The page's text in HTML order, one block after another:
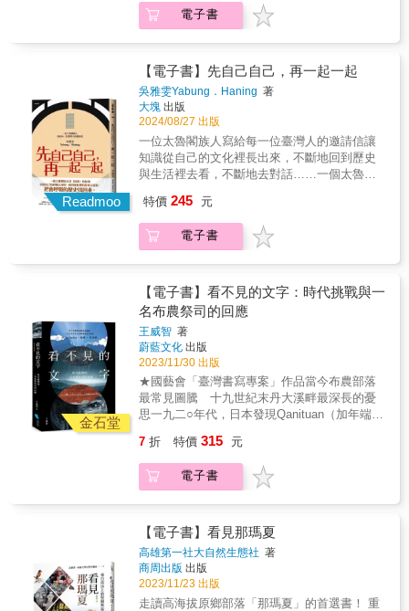
兵於農」的屯田制。鄭成功軍隊視原住民的傳
統生活領域為「無主荒埔」，大規模佔據四大
止繁重差役（如為官員抬轎、駕牛車、遞送公
文的「麻達」），但社商與通事的朘削卻未曾
停止。這些漢人代理人在官方默許下，持續剝
削族人的漁獵與農產，導致族人無力繳納賦
稅，最終只能典押或賤賣土地，造成地權大量
流失，從而被迫離散。這段歷史，完整展現了
西拉雅人如何一步步被殖民體制推向貧困與邊
拉雅族群的歷史絕非全然臣服。在荷蘭殖民初
中，1629年著名的「麻豆事件」，麻豆社、目
加溜灣社與蕭壠社組成聯盟，在一條河口擊殺
荷蘭士兵，這是臺灣原住民歷史上對抗西方殖
民者最著名的武力行動之一。然而，在1635
年，由於荷蘭軍隊增援，加上天花疫情重創蕭
壠社和麻豆社的戰力，四大社最終被迫臣服。
族人從此成為殖民政權的軍事輔助力量（馬前
卒），協助荷蘭人征戰臺灣島上的其他原住民
部落。清領時期，族人亦被迫接受更嚴苛的異
化政策。除了強制漢化服飾與薙髮蓄辮，清廷
更大力推動漢式教育（社學），使原本採羅馬
字拼寫母語的族人，逐漸失語。清朝並強制族
Akatuang）、「買」（來自Dakalomay）等，
是族人為了在殖民壓力下保留部分家族語音特
徵而採取的策略。離散與聚合：遷徙、失語與
原鄉（如臺南新市、佳里、麻豆）東遷至丘陵
山區，如吉貝耍、頭社、番仔田、口仔口、崗
仔林、木柵等地，甚至越過山脈，與大武壠社
群共同落腳於高雄（如內門、田寮）和花東縱
谷，形成了跨族群、多社群聚居的特殊現象。
重建文化過程中，慢慢找到這片土地上的西拉
雅人文化足跡。本書分成八個章節，分別從西
拉雅族的社會家庭制度（政治、婚姻家庭、年
信仰文化、服飾文化及歌舞文化等面向來讓大
家認識西拉雅族文化面貌。
擲筊得到主祀池府王爺的應允下，才得以移駕
信仰本該為漢人民間信仰中的一環，何以這尊
王爺被稱作「番仔」？保德宮的所在地，被地
方漢人耆老世稱為「番仔厝」，是昔日原住民
部落北投社下社的範圍，彼時多為潘姓族人聚
居。十九世紀初，據傳族人在貴子坑溪撿到一
尊池府王爺，當時族人並不知道該尊神像為何
物？帶回部落後卻有人感應「起乩」，因而受
到族人供奉崇拜。後來，這尊僅為原住民族人
所祭祀、隨著族人遷徙流離的神祇，由於昭昭
漢人將神靈冠以「番仔」名號，不但隱喻著
「神靈越界」--不同族群靈力信仰的交互流動，
也顯現著原漢族群在淡北地帶數百年來的歷史
衝撞與遺緒。當地的原住民族群在不斷湧入的
移墾漢人與歷代不同的政權，透過奇巧詐騙、
暴力脅迫、國家政策的侵墾掠地過程中，失去
了土地、失去了身分，也失去了部落與傳統的
生存方式。他們隱身於過去的漢人聚落，被吞
沒在今日的大臺北都會區之中。然而，安座於
新土地上的「番仔王爺」，依舊護佑著北投地
區的原漢人群。祂的存在暗示著，隱形的族人
從未於淡北地帶消失，他們透過自己的宇宙觀
人的信仰，並以獨一無二的番仔獅陣與漢人陣
頭技藝互動交陪，不但證明了己身的存有，也
維繫了潘姓族人的身分認同與文化傳承。如
凱達格蘭族人的聖山與祖靈之地。族人藉由祭
祀祖靈、復返神聖空間，重新凝聚散落、隱沒
於都市叢林的族人，連結已然與過往斷裂的文
化觀與宇宙觀，努力復振自己的文化，找回遺
落的身分，喚起失去的族名。或許，實質地理
電子書
Readmoo
【電子書】先自己自己，再一起一起
吳雅雯Yabung．Haning 著
大塊 出版
2024/08/27 出版
一位太魯閣族人寫給每一位臺灣人的邀請信讓
知識從自己的文化裡長出來，不斷地回到歷史
與生活裡去看，不斷地去對話……一個太魯閣
找，回到家族裡的故事去尋找，把會呼吸的歷
史找回來。「媽，為什麼我是太魯閣族？」當
時十七歲的我哭著問。「我不要當太魯閣族，
Yabung．Haning 是一九八〇年代出生的太魯閣
族女性，在接受現代高等教育後，也接受了許
多外來對於自己族群的詮釋及標籤，使得她覺
得書讀得越高卻離部落越遠。為了打破困境，
她透過回顧自己的成長經歷，父母親、祖父母
輩及家族成員所經歷的遷移與勞動史，以家族
口述出發，並與太魯閣族青年社群彼此的家庭
故事對話，交織詮釋出當代太魯閣族家庭的樣
貌，希望為臺灣社會提供理解太魯閣族社會的
方式。原來，要能看懂自身族群議題及標籤，
理論，而是得從自身家庭及個人情緒來讀懂族
群面臨的問題。重要的是必須由我們自己長出
的聲音來詮釋自己。無論你是不是原住民族，
勇／政治大學社會工作研究所教授 專文推薦
Ciwang Teyra ／臺灣大學社會工作學系副教授
Liglav A-wu ／作家余桂榕／延平鄉立圖書館館
長官大偉／政治大學民族學系教授兼系主任林
益仁／臺北藝術大學博物館研究所教授夏曉鵑
特價 245 元
電子書
金石堂
【電子書】看不見的文字：時代挑戰與一
名布農祭司的回應
王威智 著
蔚藍文化 出版
2023/11/30 出版
★國藝會「臺灣書寫專案」作品當今布農部落
最常見圖騰 十九世紀末丹大溪畔最深長的憂
思一九二○年代，日本發現Qanituan（加年端）
驚，他們從未見過臺灣原住民族使用文字或符
號，何況是深山裡的布農族。祭事曆引爆關
注，成為燦爛博覽會的展覽品，報紙大肆報
府視學官橫尾廣輔彷彿印第安納．瓊斯，似乎
為了證明某事，狂熱搜找更多祭事曆……二○一
九年，本書作者王威智參與文化部文化資產局
「布農族音樂Pasibutbut特展——來自
Mai’Asang的聲音」，撰擬文案與展覽手冊。這
7 折 特價 315 元
電子書
【電子書】看見那瑪夏
高雄第一社大自然生態社 著
商周出版 出版
2023/11/23 出版
走讀高海拔原鄉部落「那瑪夏」的首選書！ 重